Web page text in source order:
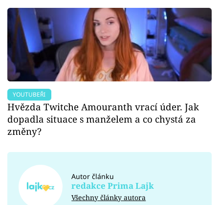
YOUTUBEŘI
Hvězda Twitche Amouranth vrací úder. Jak
dopadla situace s manželem a co chystá za
změny?
Autor článku
redakce Prima Lajk
Všechny články autora